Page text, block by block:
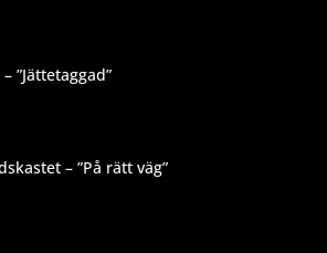
”Jättetaggad”
– ”På rätt väg”